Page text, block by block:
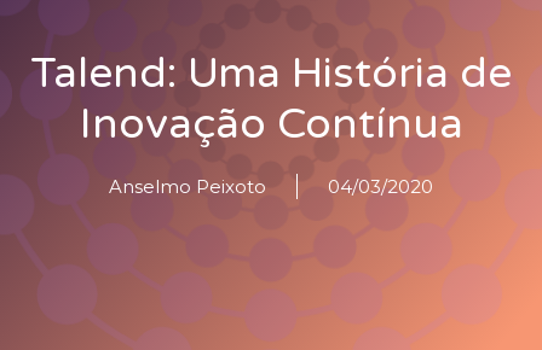
Talend: Uma História de
Inovação Contínua
Anselmo Peixoto 04/03/2020